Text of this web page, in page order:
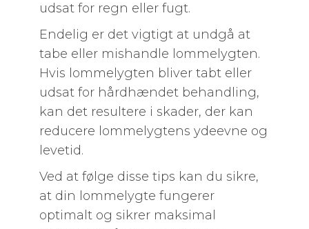
udsat for regn eller fugt.
Endelig er det vigtigt at undgå at
tabe eller mishandle lommelygten.
Hvis lommelygten bliver tabt eller
udsat for hårdhændet behandling,
kan det resultere i skader, der kan
reducere lommelygtens ydeevne og
levetid.
Ved at følge disse tips kan du sikre,
at din lommelygte fungerer
optimalt og sikrer maksimal